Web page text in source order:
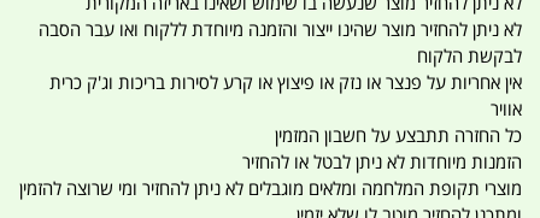
לא ניתן להחזיר מוצר שהינו ייצור והזמנה מיוחדת ללקוח ואו עבר הסבה
לבקשת הלקוח
אין אחריות על פנצר או נזק או פיצוץ או קרע לסירות בריכות וג'ק כרית
אוויר
כל החזרה תתבצע על חשבון המזמין
הזמנות מיוחדות לא ניתן לבטל או להחזיר
מוצרי תקופת המלחמה ומלאים מוגבלים לא ניתן להחזיר ומי שרוצה להזמין